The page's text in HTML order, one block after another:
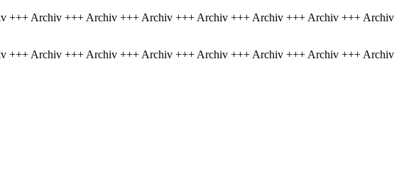
Archiv +++ Archiv +++ Archiv +++ Archiv +++ Archiv +++ Archiv +++ Archiv
Archiv +++ Archiv +++ Archiv +++ Archiv +++ Archiv +++ Archiv +++ Archiv